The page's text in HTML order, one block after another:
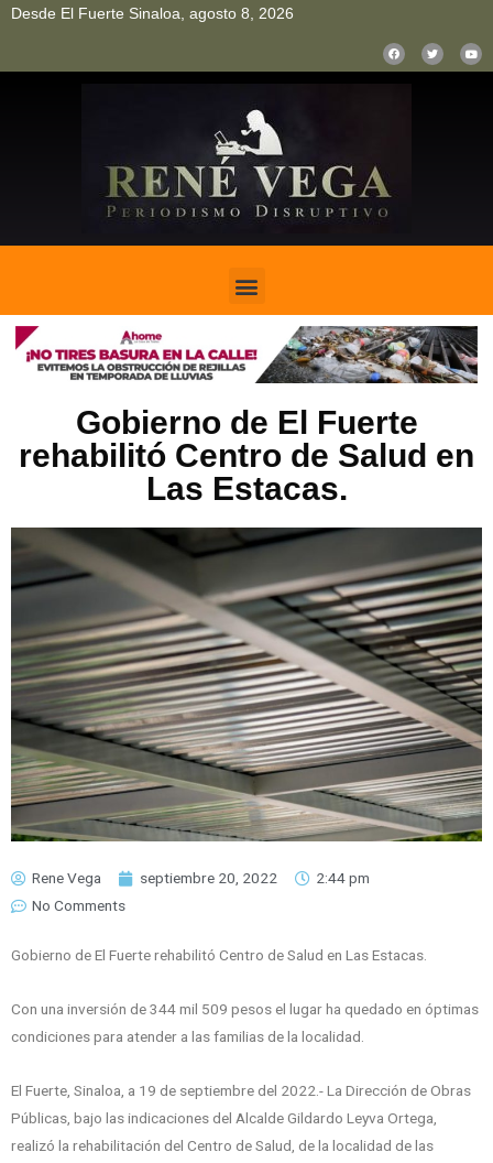
Desde El Fuerte Sinaloa, agosto 8, 2026
Gobierno de El Fuerte
rehabilitó Centro de Salud en
Las Estacas.
Rene Vega septiembre 20, 2022
2:44 pm
No Comments
Gobierno de El Fuerte rehabilitó Centro de Salud en Las Estacas.
Con una inversión de 344 mil 509 pesos el lugar ha quedado en óptimas
condiciones para atender a las familias de la localidad.
El Fuerte, Sinaloa, a 19 de septiembre del 2022.- La Dirección de Obras
Públicas, bajo las indicaciones del Alcalde Gildardo Leyva Ortega,
realizó la rehabilitación del Centro de Salud, de la localidad de las